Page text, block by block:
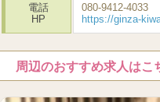
電話
HP
080-9412-4033
https://ginza-
周辺のおすすめ求人はこ